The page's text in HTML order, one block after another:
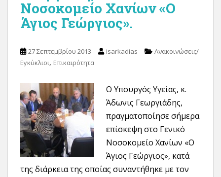
Νοσοκομείο Χανίων «Ο
Άγιος Γεώργιος».
27 Σεπτεμβρίου 2013 isarkadias
Ανακοινώσεις/
Εγκύκλιοι, Επικαιρότητα
Ο Υπουργός Υγείας, κ.
Άδωνις Γεωργιάδης,
πραγματοποίησε σήμερα
επίσκεψη στο Γενικό
Νοσοκομείο Χανίων «Ο
Άγιος Γεώργιος», κατά
της διάρκεια της οποίας συναντήθηκε με τον